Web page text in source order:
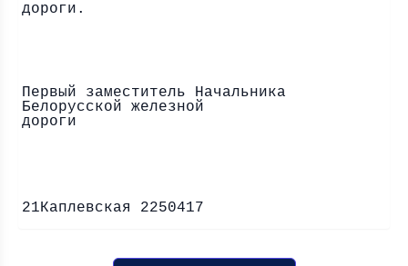
дороги.
Первый заместитель Начальника
Белорусской железной
дороги
21Каплевская 2250417